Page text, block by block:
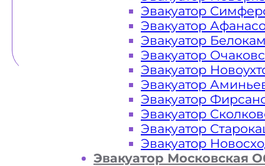
Эвакуатор
Эвакуатор
Эвакуатор
Эвакуатор
Эвакуатор
Эвакуатор
Эвакуатор
Эвакуатор
Эвакуатор
Эвакуатор
Эвакуатор Московская